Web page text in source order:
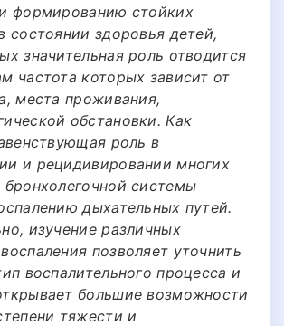
формированию стойких
состоянии здоровья детей,
значительная роль отводится
частота которых зависит от
места проживания,
обстановки. Как
роль в
и рецидивировании многих
бронхолегочной системы
дыхательных путей.
изучение различных
позволяет уточнить
воспалительного процесса и
большие возможности
тяжести и